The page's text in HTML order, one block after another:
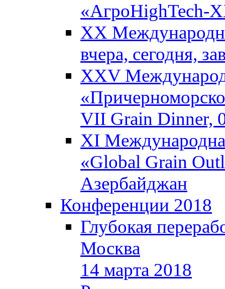
«АгроHighTech-
XX
вчера, сегодня,
XXV
VII Grain Dinner,
XI
«Global Grain
Азербайджан
Конференции 2018
Глубокая
Москва
14 марта 2018